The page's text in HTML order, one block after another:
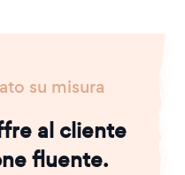
su misura
al cliente
fluente.